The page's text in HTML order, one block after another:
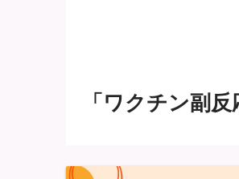
「ワクチン副